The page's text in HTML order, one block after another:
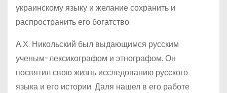
украинскому языку и желание сохранить и
распространить его богатство.
А.Х. Никольский был выдающимся русским
ученым-лексикографом и этнографом. Он
посвятил свою жизнь исследованию русского
языка и его истории. Даля нашел в его работе